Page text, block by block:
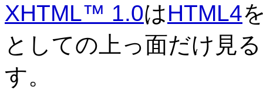
XHTML™ 1.0はHTML4
としての上っ面だけ見
す。